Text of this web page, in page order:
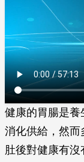
健康的胃腸是養
消化供給，然
肚後對健康有